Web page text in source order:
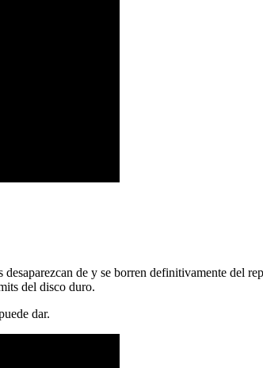
de y se borren definitivamente del
del disco duro.
dar.